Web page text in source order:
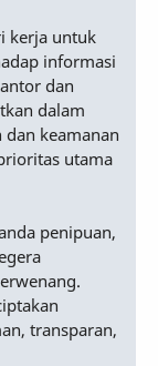
kerja untuk
informasi
dan
dalam
dan keamanan
utama
penipuan,
transparan,